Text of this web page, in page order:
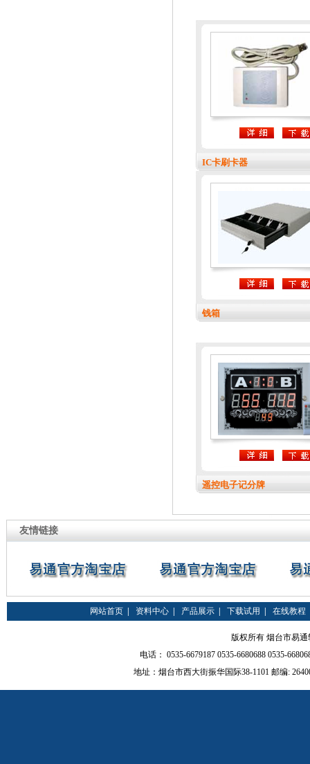
IC卡刷卡器
钱箱
遥控电子记分牌
友情链接
网站首页 资料中心 产品展示 下载试用 在线教程
版权所有 烟台市易通
电话： 0535-6679187 0535-6680688 0535-
地址：烟台市西大街振华国际38-1101 邮编: